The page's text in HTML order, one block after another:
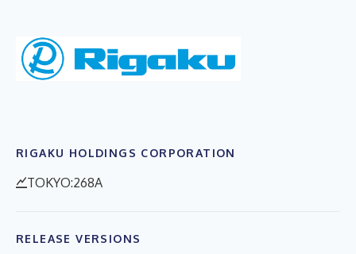
RIGAKU HOLDINGS CORPORATION
TOKYO:268A
RELEASE VERSIONS